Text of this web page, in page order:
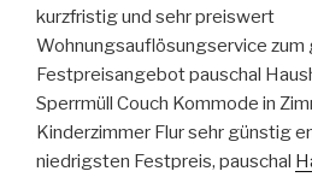
kurzfristig und sehr preiswert
Wohnungsauflösungservice zum
Festpreisangebot pauschal
Sperrmüll Couch Kommode in
Kinderzimmer Flur sehr günstig
niedrigsten Festpreis, pauschal